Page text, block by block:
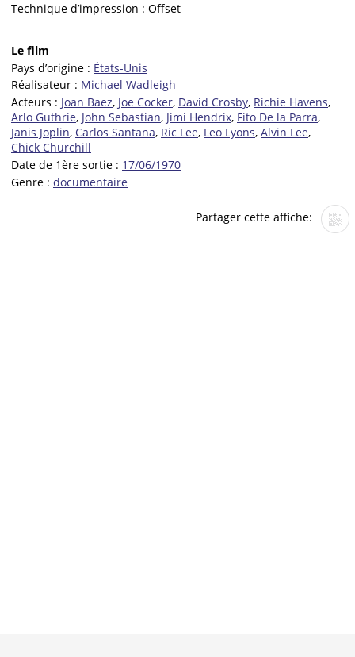
Technique d’impression : Offset
Le film
Pays d’origine : États-Unis
Réalisateur : Michael Wadleigh
Acteurs : Joan Baez, Joe Cocker, David Crosby, Richie Havens,
Arlo Guthrie, John Sebastian, Jimi Hendrix, Fito De la Parra,
Janis Joplin, Carlos Santana, Ric Lee, Leo Lyons, Alvin Lee,
Chick Churchill
Date de 1ère sortie : 17/06/1970
Genre : documentaire
Partager cette affiche: